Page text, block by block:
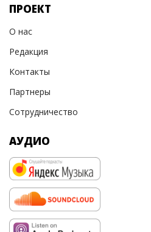
ПРОЕКТ
О нас
Редакция
Контакты
Партнеры
Сотрудничество
АУДИО